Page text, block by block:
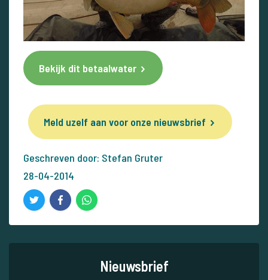
Bekijk dit betaalwater
Meld uzelf aan voor onze nieuwsbrief
Geschreven door: Stefan Gruter
28-04-2014
Nieuwsbrief